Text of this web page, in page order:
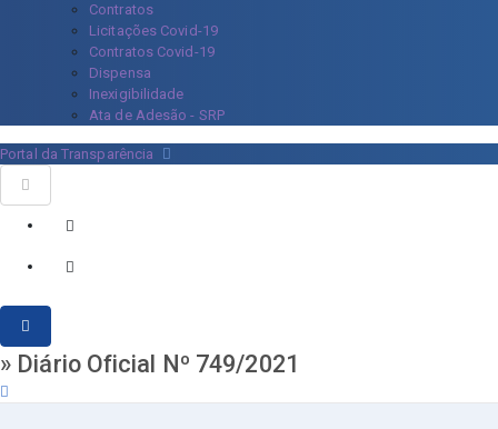
Contratos
Licitações Covid-19
Contratos Covid-19
Dispensa
Inexigibilidade
Ata de Adesão - SRP
Portal da Transparência
» Diário Oficial Nº 749/2021